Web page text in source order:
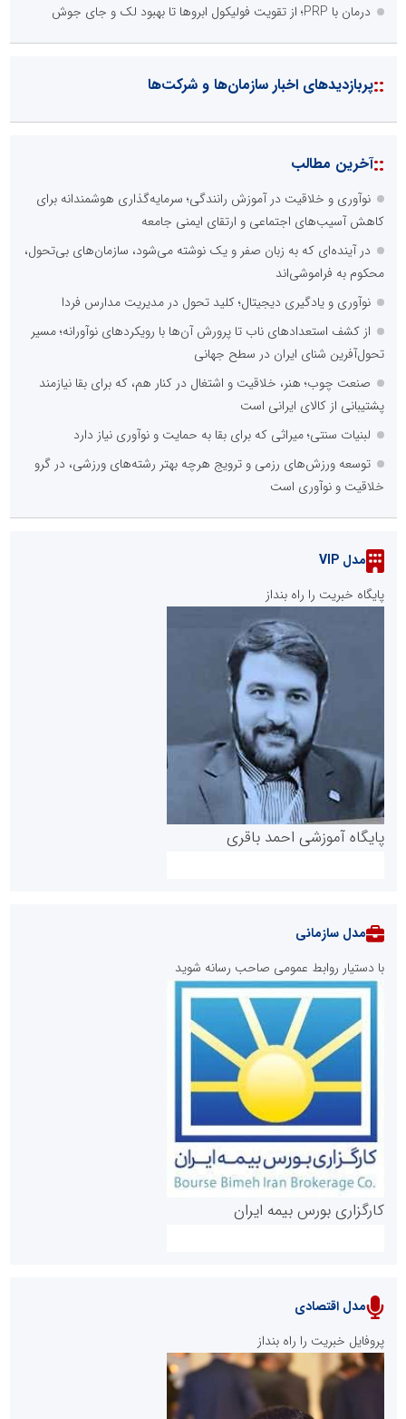
درمان با PRP؛ از تقویت فولیکول ابروها تا بهبود لک و جای جوش
::پربازدیدهای اخبار سازمان‌ها و شرکت‌ها
::آخرین مطالب
نوآوری و خلاقیت در آموزش رانندگی؛ سرمایه‌گذاری هوشمندانه برای
کاهش آسیب‌های اجتماعی و ارتقای ایمنی جامعه
در آینده‌ای که به زبان صفر و یک نوشته می‌شود، سازمان‌های بی‌تحول،
محکوم به فراموشی‌اند
نوآوری و یادگیری دیجیتال؛ کلید تحول در مدیریت مدارس فردا
از کشف استعدادهای ناب تا پرورش آن‌ها با رویکردهای نوآورانه؛ مسیر
تحول‌آفرین شنای ایران در سطح جهانی
صنعت چوب؛ هنر، خلاقیت و اشتغال در کنار هم، که برای بقا نیازمند
پشتیبانی از کالای ایرانی است
لبنیات سنتی؛ میراثی که برای بقا به حمایت و نوآوری نیاز دارد
توسعه ورزش‌های رزمی و ترویج هرچه بهتر رشته‌های ورزشی، در گرو
خلاقیت و نوآوری است
مدل VIP
پایگاه خبریت را راه بنداز
پایگاه آموزشی احمد باقری
روابط عمومی خبرگزاری گزارش خبر
پایگاه خبری نهضت ملی مسکن
مدل سازمانی
با دستیار روابط عمومی صاحب رسانه شوید
کارگزاری بورس بیمه ایران
مدل اقتصادی
پروفایل خبریت را راه بنداز